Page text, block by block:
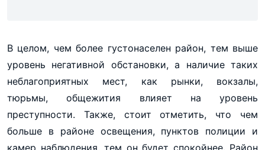
В целом, чем более густонаселен район, тем выше
уровень негативной обстановки, а наличие таких
неблагоприятных мест, как рынки, вокзалы,
тюрьмы, общежития влияет на уровень
преступности. Также, стоит отметить, что чем
больше в районе освещения, пунктов полиции и
камер наблюдения, тем он будет спокойнее. Район